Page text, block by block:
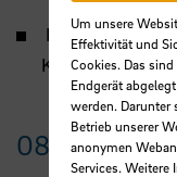
Kenntnis davon
KI
08.
Um unsere
Effektivität und
Cookies. Das
Endgerät
werden. Darunter
Betrieb unserer
anonymen
Services. Weitere